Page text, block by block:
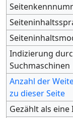
Indizierung
Suchmaschinen
Anzahl der
zu dieser Seite
Gezählt als